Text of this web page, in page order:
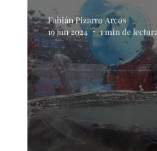
Telecirugía, Chile,
Fabián Pizarro Arcos
19 jun 2024
1 min de lectura